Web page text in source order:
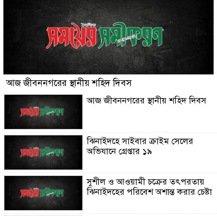
আজ জীবননগরের স্থানীয় শহিদ দিবস
আজ জীবননগরের স্থানীয় শহিদ দিবস
ঝিনাইদহে সাইবার ক্রাইম সেলের
অভিযানে গ্রেপ্তার ১৯
সুশীল ও আওয়ামী চক্রের তৎপরতায়
ঝিনাইদহের পরিবেশ অশান্ত করার চেষ্টা